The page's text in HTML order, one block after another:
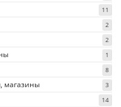
11
2
2
1
8
магазины 3
14